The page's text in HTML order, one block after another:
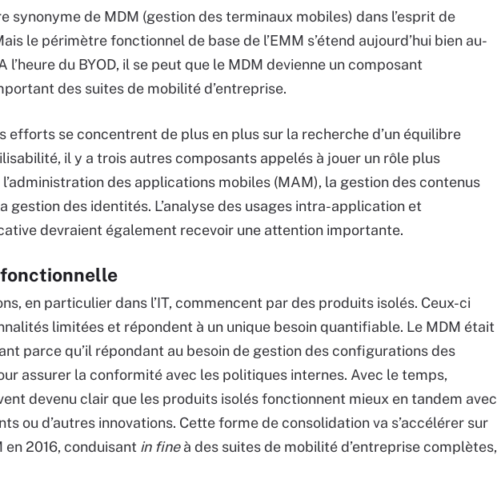
synonyme de MDM (gestion des terminaux mobiles) dans l’esprit de
le périmètre fonctionnel de base de l’EMM s’étend aujourd’hui bien au-
l’heure du BYOD, il se peut que le MDM devienne un composant
des suites de mobilité d’entreprise.
efforts se concentrent de plus en plus sur la recherche d’un équilibre
il y a trois autres composants appelés à jouer un rôle plus
des applications mobiles (MAM), la gestion des contenus
gestion des identités. L’analyse des usages intra-application et
devraient également recevoir une attention importante.
en particulier dans l’IT, commencent par des produits isolés. Ceux-ci
limitées et répondent à un unique besoin quantifiable. Le MDM était
parce qu’il répondant au besoin de gestion des configurations des
assurer la conformité avec les politiques internes. Avec le temps,
devenu clair que les produits isolés fonctionnent mieux en tandem avec
ou d’autres innovations. Cette forme de consolidation va s’accélérer sur
en 2016, conduisant in fineà des suites de mobilité d’entreprise complètes,